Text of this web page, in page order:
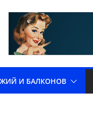
И БАЛКОНОВ